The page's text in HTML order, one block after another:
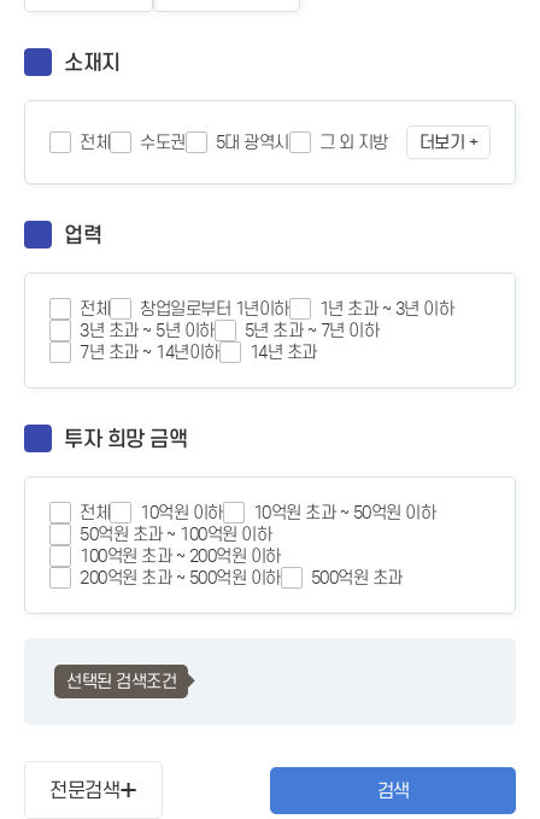
소재지
전체 수도권 5대 광역시 그 외 지방 더보기 +
업력
전체 창업일로부터 1년이하
1년 초과 ~ 3년 이하
3년 초과 ~ 5년 이하
5년 초과 ~ 7년 이하
7년 초과 ~ 14년이하
14년 초과
투자 희망 금액
전체 10억원 이하
10억원 초과 ~ 50억원 이하
50억원 초과 ~ 100억원 이하
100억원 초과 ~ 200억원 이하
200억원 초과 ~ 500억원 이하
500억원 초과
선택된 검색조건
전문검색 검색